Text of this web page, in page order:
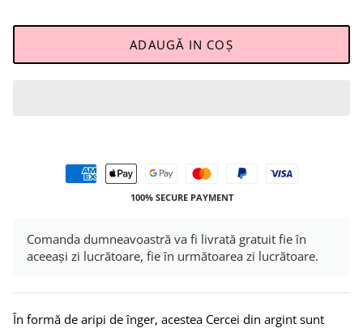
ADAUGĂ IN COŞ
100% SECURE PAYMENT
Comanda dumneavoastră va fi livrată gratuit fie în
aceeași zi lucrătoare, fie în următoarea zi lucrătoare.
În formă de aripi de înger, acestea Cercei din argint sunt